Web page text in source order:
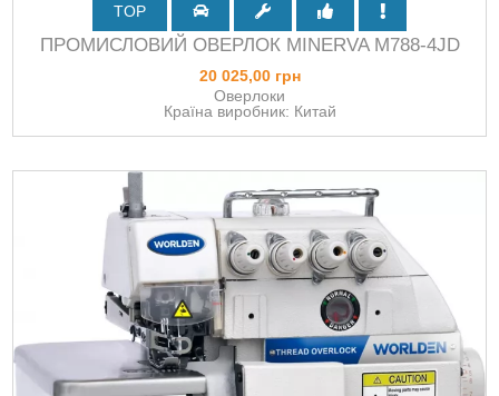
TOP
ПРОМИСЛОВИЙ ОВЕРЛОК MINERVA M788-4JD
20 025,00 грн
Оверлоки
Країна виробник: Китай